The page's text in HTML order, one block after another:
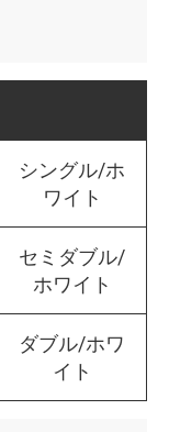
シングル/ホ
ワイト
セミダブル/
ホワイト
ダブル/ホワ
イト